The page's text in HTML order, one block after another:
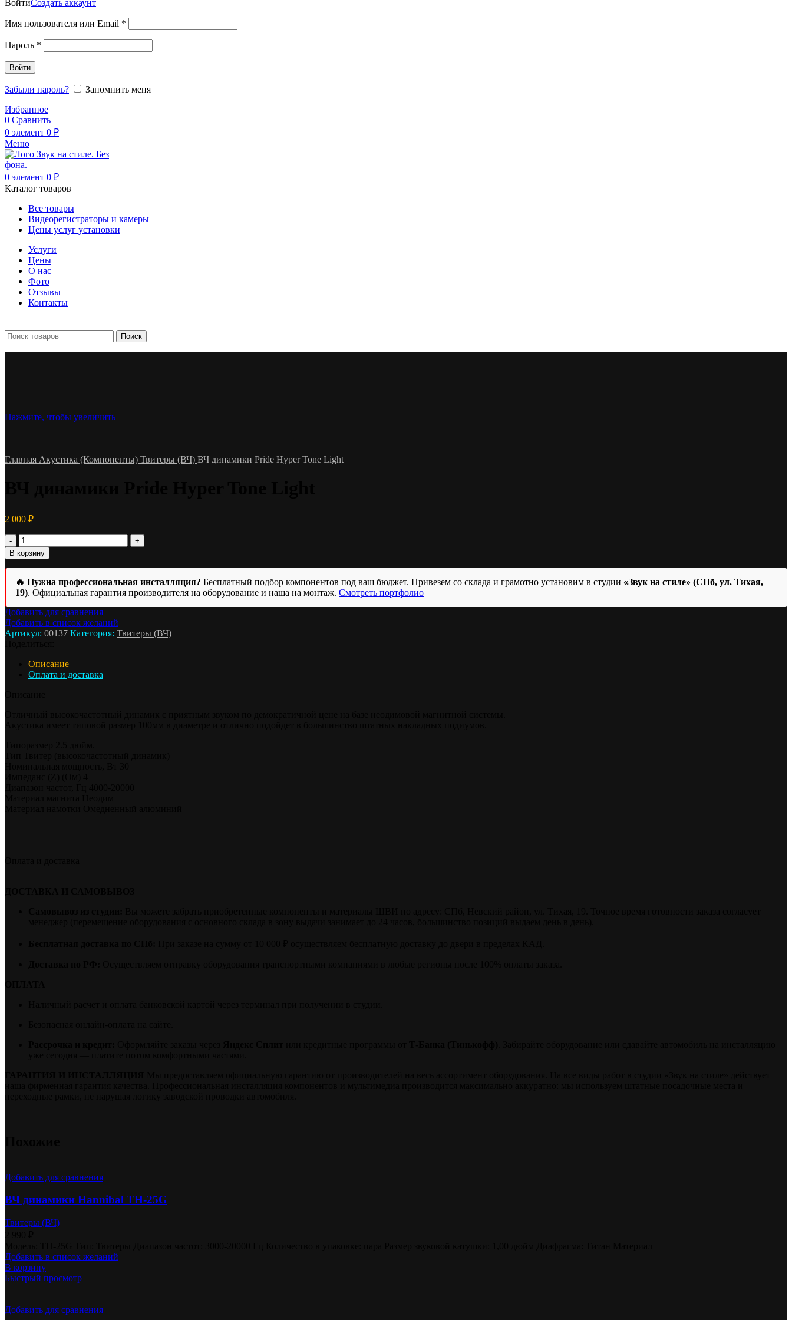
ВойтиСоздать аккаунт
Имя пользователя или Email *
Пароль *
Войти
Забыли пароль?
Запомнить меня
Избранное
0 Сравнить
0 элемент 0 ₽
Меню
0 элемент 0 ₽
Каталог товаров
Все товары
Видеорегистраторы и камеры
Цены услуг установки
Услуги
Цены
О нас
Фото
Отзывы
Контакты
Поиск
Нажмите, чтобы увеличить
Главная Акустика (Компоненты) Твитеры (ВЧ) ВЧ динамики Pride Hyper Tone Light
2 000 ₽
Количество
товара
ВЧ
динамики
Pride
Hyper
Light
В корзину
🔥 Нужна профессиональная инсталляция? Бесплатный подбор компонентов под ваш бюджет. Привезем со склада и грамотно установим в студии «Звук на стиле» (СПб, ул. Тихая,
19). Официальная гарантия производителя на оборудование и наша на монтаж. Смотреть портфолио
Добавить для сравнения
Добавить в список желаний
Артикул: 00137 Категория: Твитеры (ВЧ)
Описание
Оплата и доставка
Добавить для сравнения
ВЧ динамики Hannibal TH-25G
Твитеры (ВЧ)
Добавить в список желаний
В корзину
Быстрый просмотр
Добавить для сравнения